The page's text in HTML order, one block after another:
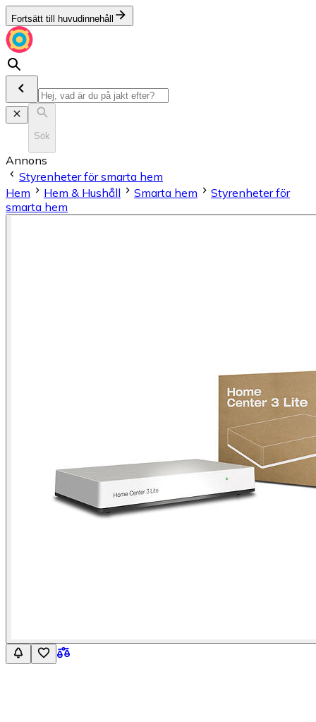
Fortsätt till huvudinnehåll
Sök
Annons
Styrenheter för smarta hem
Hem
Hem & Hushåll Smarta hem
Styrenheter för
smarta hem